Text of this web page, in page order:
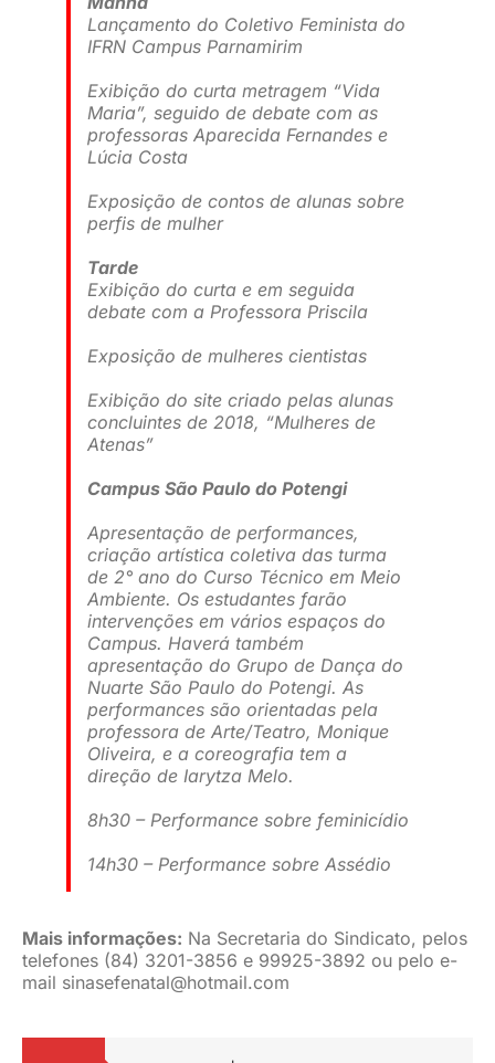
Lançamento do Coletivo Feminista do
IFRN Campus Parnamirim
Exibição do curta metragem “Vida
Maria”, seguido de debate com as
professoras Aparecida Fernandes e
Lúcia Costa
Exposição de contos de alunas sobre
perfis de mulher
Tarde
Exibição do curta e em seguida
debate com a Professora Priscila
Exposição de mulheres cientistas
Exibição do site criado pelas alunas
concluintes de 2018, “Mulheres de
Atenas”
Campus São Paulo do Potengi
Apresentação de performances,
criação artística coletiva das turma
de 2° ano do Curso Técnico em Meio
Ambiente. Os estudantes farão
intervenções em vários espaços do
Campus. Haverá também
apresentação do Grupo de Dança do
Nuarte São Paulo do Potengi. As
performances são orientadas pela
professora de Arte/Teatro, Monique
Oliveira, e a coreografia tem a
direção de Iarytza Melo.
8h30 – Performance sobre feminicídio
14h30 – Performance sobre Assédio
Mais informações: Na Secretaria do Sindicato, pelos
telefones (84) 3201-3856 e 99925-3892 ou pelo e-
mail sinasefenatal@hotmail.com